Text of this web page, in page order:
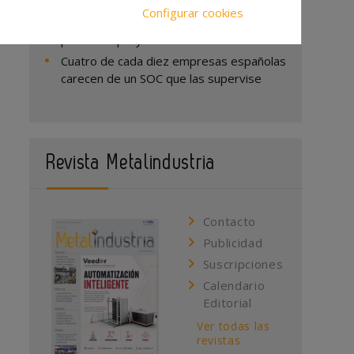
Corte láser de acero inoxidable: cómo
elegir el material y el acabado adecuados
Cuatro de cada diez empresas españolas
carecen de un SOC que las supervise
Revista Metalindustria
Contacto
Publicidad
Suscripciones
Calendario
Editorial
Ver todas las
revistas
Configurar cookies